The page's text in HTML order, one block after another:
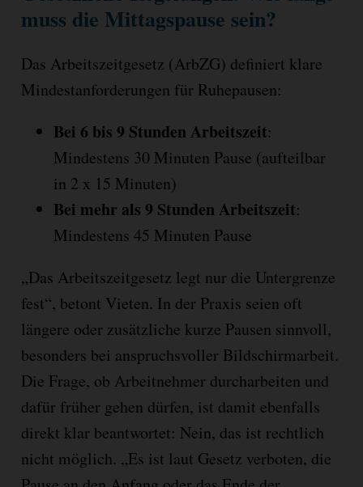
muss die Mittagspause sein?
Das Arbeitszeitgesetz (ArbZG) definiert klare
Mindestanforderungen für Ruhepausen:
Bei 6 bis 9 Stunden Arbeitszeit:
Mindestens 30 Minuten Pause (aufteilbar
in 2 x 15 Minuten)
Bei mehr als 9 Stunden Arbeitszeit:
Mindestens 45 Minuten Pause
„Das Arbeitszeitgesetz legt nur die Untergrenze
fest“, betont Vieten. In der Praxis seien oft
längere oder zusätzliche kurze Pausen sinnvoll,
besonders bei anspruchsvoller Bildschirmarbeit.
Die Frage, ob Arbeitnehmer durcharbeiten und
dafür früher gehen dürfen, ist damit ebenfalls
direkt klar beantwortet: Nein, das ist rechtlich
nicht möglich. „Es ist laut Gesetz verboten, die